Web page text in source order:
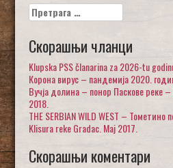
Претрага
за:
Скорашњи чланци
Klupska PSS članarina za 2026-tu
Корона вирус – пандемија 2020.
Вучја долина – понор Паскове реке
2018.
THE SERBIAN WILD WEST –
Klisura reke Gradac. Maj 2017.
Скорашњи коментари